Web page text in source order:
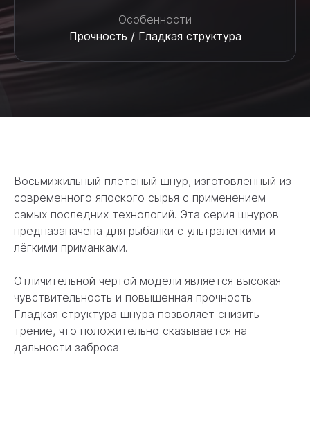
Особенности
Прочность / Гладкая структура
Восьмижильный плетёный шнур, изготовленный из
современного япоского сырья с применением
самых последних технологий. Эта серия шнуров
предназаначена для рыбалки с ультралёгкими и
лёгкими приманками.
Отличительной чертой модели является высокая
чувствительность и повышенная прочность.
Гладкая структура шнура позволяет снизить
трение, что положительно сказывается на
дальности заброса.